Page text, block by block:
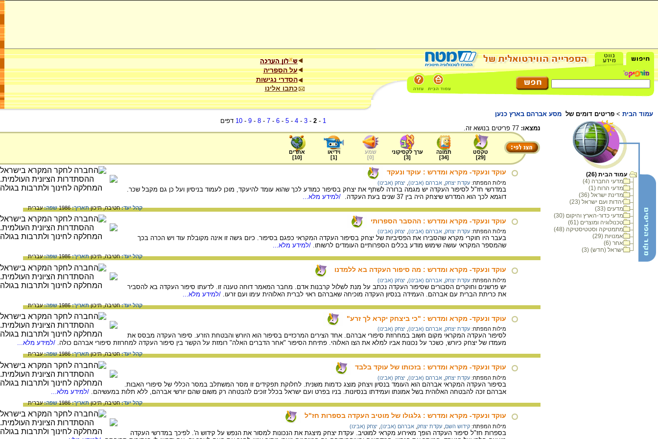
על הספריה
הסדרי נגישות
כתבו אלינו
עמוד הבית > פריטים דומים של מסע אברהם בארץ כנען
עמוד הבית (26)
מדעי החברה (4)
מדעי הרוח (1)
מדינת ישראל (36)
יהדות ועם ישראל (23)
מדעים (33)
מדעי כדור-הארץ והיקום (30)
טכנולוגיה ומוצרים (61)
מתמטיקה וסטטיסטיקה (48)
אמנויות (29)
אחר (6)
ישראל (חדש) (3)
1
-
2
-
3
-
4
-
5
-
6
-
7
-
8
-
9
-
10 דפים
נמצאו:
טקסט
[
29
]
תמונה
[
34
]
ערך לקסיקוני
[
3
]
שמע
[
0
]
וידיאו
[
1
]
אתרים
[
10
]
עוקד ונעקד- מקרא ומדרש : עוקד ונעקד
מילות המפתח: עקדת יצחק אברהם (אבינו) יצחק (אבינו)
במדרשי חז"ל לסיפור העקדה יש מגמה ברורה לשתף את יצחק בסיפור כמודע לכך שהוא עומד להיעקד, מוכן לעמוד בניסיון ועל כן גם מקבל שכר.
דוגמא לכך הוא המדרש שיצחק היה בין 37 שנים בעת העקדה.
/למידע מלא...
קהל יעד:חטיבה,תיכוןתאריך:1986 שפה:עברית
עוקד ונעקד- מקרא ומדרש : ההסבר הספרותי
מילות המפתח: עקדת יצחק אברהם (אבינו) יצחק (אבינו)
בעבר היו חוקרי מקרא שהסבירו את הפסיביות של יצחק בסיפור העקדה המקראי כפגם בסיפור. כיום גישה זו אינה מקובלת עוד ויש הכרה בכך
שהמספר המקראי עושה שימוש מודע בכלים הספרותיים העומדים לרשותו. /למידע מלא...
קהל יעד:חטיבה,תיכוןתאריך:1986 שפה:עברית
עוקד ונעקד- מקרא ומדרש : מה סיפור העקדה בא ללמדנו
מילות המפתח: עקדת יצחק אברהם (אבינו) יצחק (אבינו)
יש פרשנים וחוקרים הסבורים שסיפור העקדה נכתב על מנת לשלול קרבנות אדם. מחבר המאמר דוחה טענה זו. לדעתו סיפור העקדה בא להסביר
את כריתת הברית עם אברהם. העמידה בנסיון העקדה מוכיחה שאברהם ראוי לברית האלוהית עימו ועם זרעו. /למידע מלא...
קהל יעד:חטיבה,תיכוןתאריך:1986 שפה:עברית
עוקד ונעקד- מקרא ומדרש : "כי ביצחק יקרא לך זרע"
מילות המפתח: עקדת יצחק אברהם (אבינו) יצחק (אבינו)
לסיפור העקדה המקראי מקום חשוב במחרוזת סיפורי אברהם. אחד הצירים המרכזיים בסיפור הוא היורש והבטחת הזרע. סיפור העקדה מבסס את
מעמדו של יצחק כיורש, כשכר על נכונות אביו למלא את הצו האלוהי. פתיחת הסיפור "אחר הדברים האלה" רומזת על הקשר בין סיפור העקדה למחרוזת סיפורי אברהם כולה. /למידע מלא...
קהל יעד:חטיבה,תיכוןתאריך:1986 שפה:עברית
עוקד ונעקד- מקרא ומדרש : בזכותו של עוקד בלבד
מילות המפתח: עקדת יצחק אברהם (אבינו) יצחק (אבינו)
בסיפור העקדה המקראי אברהם הוא העומד בנסיון ויצחק מוצג כדמות משנית. לחלוקת תפקידים זו מסר המשתלב במסר הכללי של סיפורי האבות.
אברהם זכה להבטחה האלוהית בשל אמונתו ועמידתו בנסיונות. בניו בפרט ועם ישראל בכלל זוכים להבטחה רק משום שהם יורשי אברהם, ללא תלות במעשיהם. /למידע מלא...
קהל יעד:חטיבה,תיכוןתאריך:1986 שפה:עברית
עוקד ונעקד- מקרא ומדרש : גלגולו של מוטיב העקדה בספרות חז"ל
מילות המפתח: קידוש השם עקדת יצחק אברהם (אבינו) יצחק (אבינו)
בספרות חז"ל סיפור העקדה הופך מאירוע מקראי למוטיב. עקדת יצחק מיצגת את הנכונות למסור את הנפש על קידוש ה'. לפיכך במדרשי העקדה